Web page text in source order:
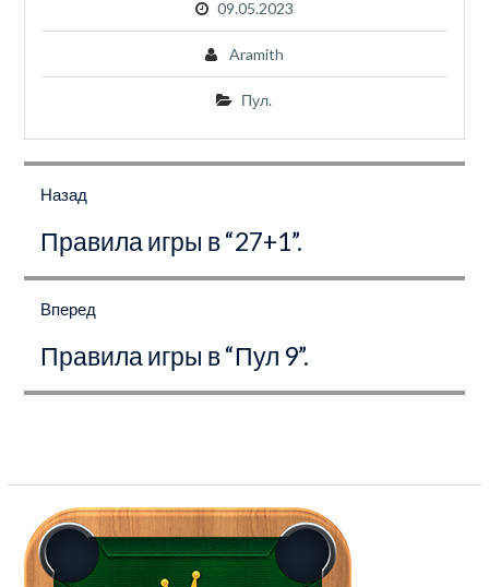
09.05.2023
Aramith
Пул.
Навигация
поНазад
запись:
Правила игры в “27+1”.
Вперед
запись:
Правила игры в “Пул 9”.